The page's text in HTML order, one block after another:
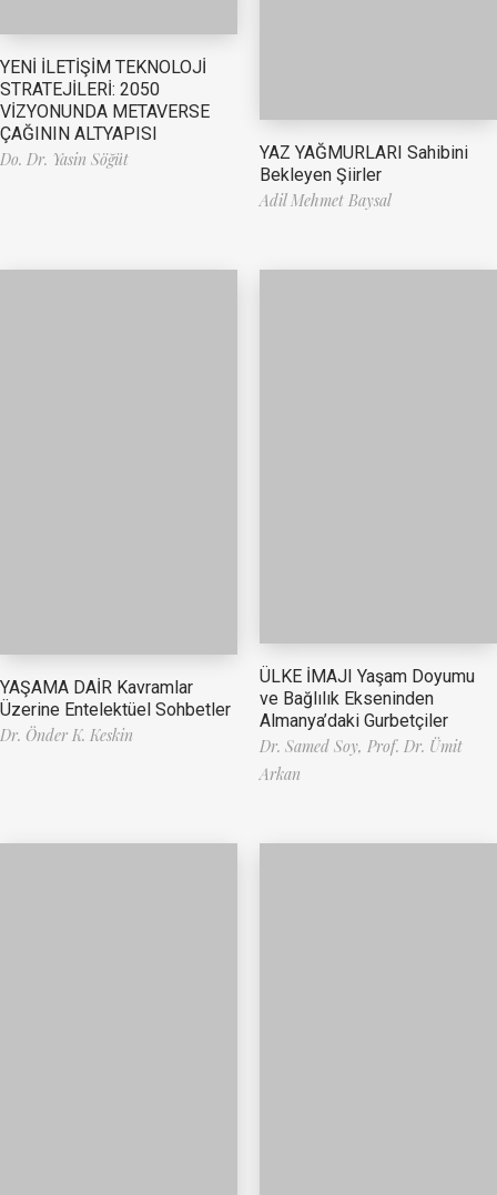
YENİ İLETİŞİM TEKNOLOJİ
STRATEJİLERİ: 2050
VİZYONUNDA METAVERSE
ÇAĞININ ALTYAPISI
Do. Dr. Yasin Söğüt
YAZ YAĞMURLARI Sahibini
Bekleyen Şiirler
Adil Mehmet Baysal
YAŞAMA DAİR Kavramlar
Üzerine Entelektüel Sohbetler
Dr. Önder K. Keskin
ÜLKE İMAJI Yaşam Doyumu
ve Bağlılık Ekseninden
Almanya’daki Gurbetçiler
Dr. Samed Soy, Prof. Dr. Ümit
Arkan